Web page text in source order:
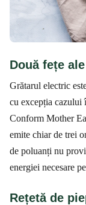
Două fețe
Grătarul electric
cu excepția cazului
Conform Mother
emite chiar de trei
de poluanți nu
energiei necesare
Rețetă de